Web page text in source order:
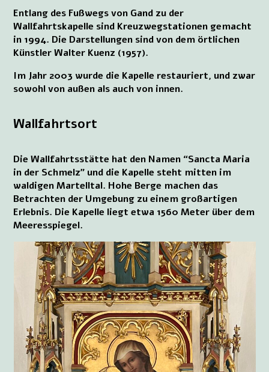
Entlang des Fußwegs von Gand zu der
Wallfahrtskapelle sind Kreuzwegstationen gemacht
in 1994. Die Darstellungen sind von dem örtlichen
Künstler Walter Kuenz (1957).
Im Jahr 2003 wurde die Kapelle restauriert, und zwar
sowohl von außen als auch von innen.
Wallfahrtsort
Die Wallfahrtsstätte hat den Namen “Sancta Maria
in der Schmelz” und die Kapelle steht mitten im
waldigen Martelltal. Hohe Berge machen das
Betrachten der Umgebung zu einem großartigen
Erlebnis. Die Kapelle liegt etwa 1560 Meter über dem
Meeresspiegel.